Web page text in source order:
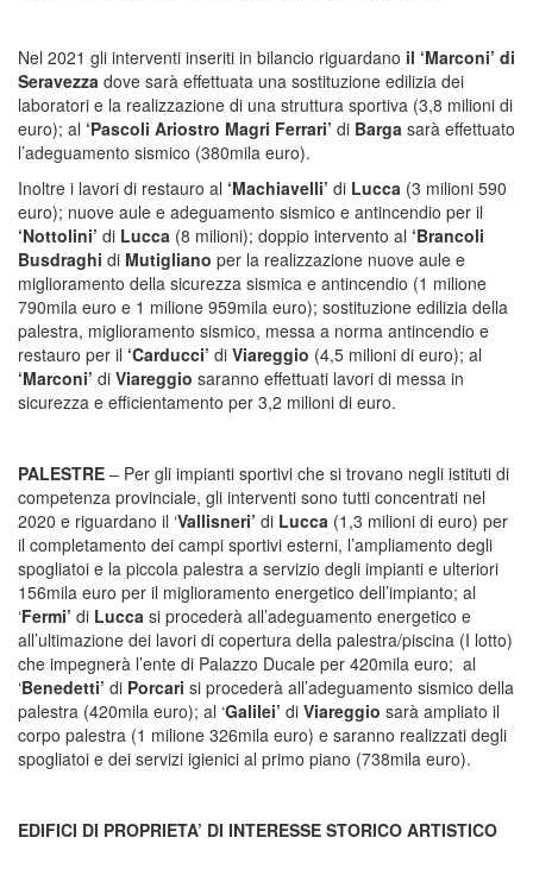
Nel 2021 gli interventi inseriti in bilancio riguardano il ‘Marconi’ di
Seravezza dove sarà effettuata una sostituzione edilizia dei
laboratori e la realizzazione di una struttura sportiva (3,8 milioni di
euro); al ‘Pascoli Ariostro Magri Ferrari’ di Barga sarà effettuato
l’adeguamento sismico (380mila euro).
Inoltre i lavori di restauro al ‘Machiavelli’ di Lucca (3 milioni 590
euro); nuove aule e adeguamento sismico e antincendio per il
‘Nottolini’ di Lucca (8 milioni); doppio intervento al ‘Brancoli
Busdraghi di Mutigliano per la realizzazione nuove aule e
miglioramento della sicurezza sismica e antincendio (1 milione
790mila euro e 1 milione 959mila euro); sostituzione edilizia della
palestra, miglioramento sismico, messa a norma antincendio e
restauro per il ‘Carducci’ di Viareggio (4,5 milioni di euro); al
‘Marconi’ di Viareggio saranno effettuati lavori di messa in
sicurezza e efficientamento per 3,2 milioni di euro.
PALESTRE – Per gli impianti sportivi che si trovano negli istituti di
competenza provinciale, gli interventi sono tutti concentrati nel
2020 e riguardano il ‘Vallisneri’ di Lucca (1,3 milioni di euro) per
il completamento dei campi sportivi esterni, l’ampliamento degli
spogliatoi e la piccola palestra a servizio degli impianti e ulteriori
156mila euro per il miglioramento energetico dell’impianto; al
‘Fermi’ di Lucca si procederà all’adeguamento energetico e
all’ultimazione dei lavori di copertura della palestra/piscina (I lotto)
che impegnerà l’ente di Palazzo Ducale per 420mila euro; al
‘Benedetti’ di Porcari si procederà all’adeguamento sismico della
palestra (420mila euro); al ‘Galilei’ di Viareggio sarà ampliato il
corpo palestra (1 milione 326mila euro) e saranno realizzati degli
spogliatoi e dei servizi igienici al primo piano (738mila euro).
EDIFICI DI PROPRIETA’ DI INTERESSE STORICO ARTISTICO